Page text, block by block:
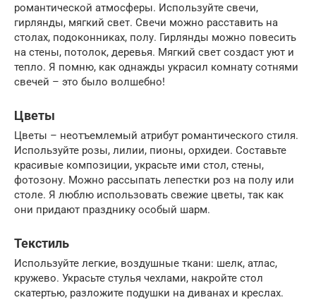
романтической атмосферы. Используйте свечи,
гирлянды, мягкий свет. Свечи можно расставить на
столах, подоконниках, полу. Гирлянды можно повесить
на стены, потолок, деревья. Мягкий свет создаст уют и
тепло. Я помню, как однажды украсил комнату сотнями
свечей – это было волшебно!
Цветы
Цветы – неотъемлемый атрибут романтического стиля.
Используйте розы, лилии, пионы, орхидеи. Составьте
красивые композиции, украсьте ими стол, стены,
фотозону. Можно рассыпать лепестки роз на полу или
столе. Я люблю использовать свежие цветы, так как
они придают празднику особый шарм.
Текстиль
Используйте легкие, воздушные ткани: шелк, атлас,
кружево. Украсьте стулья чехлами, накройте стол
скатертью, разложите подушки на диванах и креслах.